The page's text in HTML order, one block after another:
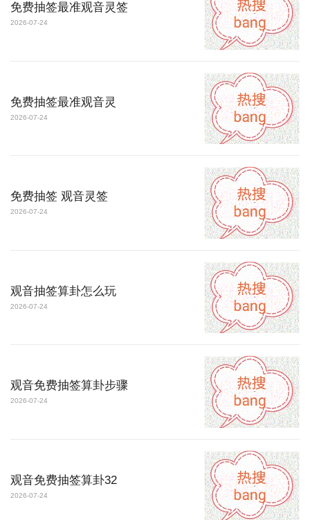
免费抽签最准观音灵签
2026-07-24
免费抽签最准观音灵
2026-07-24
免费抽签 观音灵签
2026-07-24
观音抽签算卦怎么玩
2026-07-24
观音免费抽签算卦步骤
2026-07-24
观音免费抽签算卦32
2026-07-24